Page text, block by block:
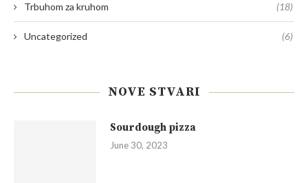
Trbuhom za kruhom (18)
Uncategorized (6)
NOVE STVARI
Sourdough pizza
June 30, 2023